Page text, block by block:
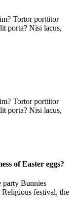
Tortor porttitor
porta? Nisi lacus,
Tortor porttitor
porta? Nisi lacus,
of Easter eggs?
party Bunnies
Religious festival, the